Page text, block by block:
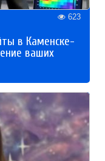
623
в Каменске-
ваших